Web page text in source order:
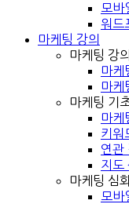
모바
워드
마케팅 강의
마케팅 강
마케
마케
마케팅 기
마케
키워
연관
지도
마케팅 심
모바